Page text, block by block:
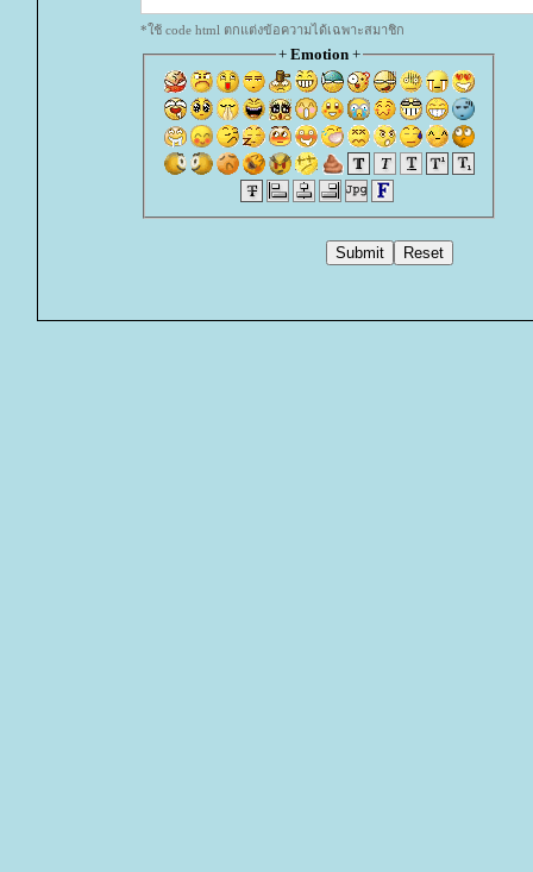
*ใช้ code html ตกแต่งข้อความได้เฉพาะสมาชิก
+ Emotion+